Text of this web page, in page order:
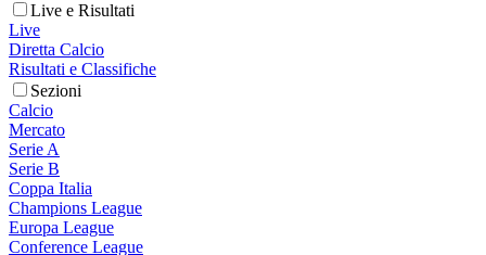
Live e Risultati
Live
Diretta Calcio
Risultati e Classifiche
Sezioni
Calcio
Mercato
Serie A
Serie B
Coppa Italia
Champions League
Europa League
Conference League